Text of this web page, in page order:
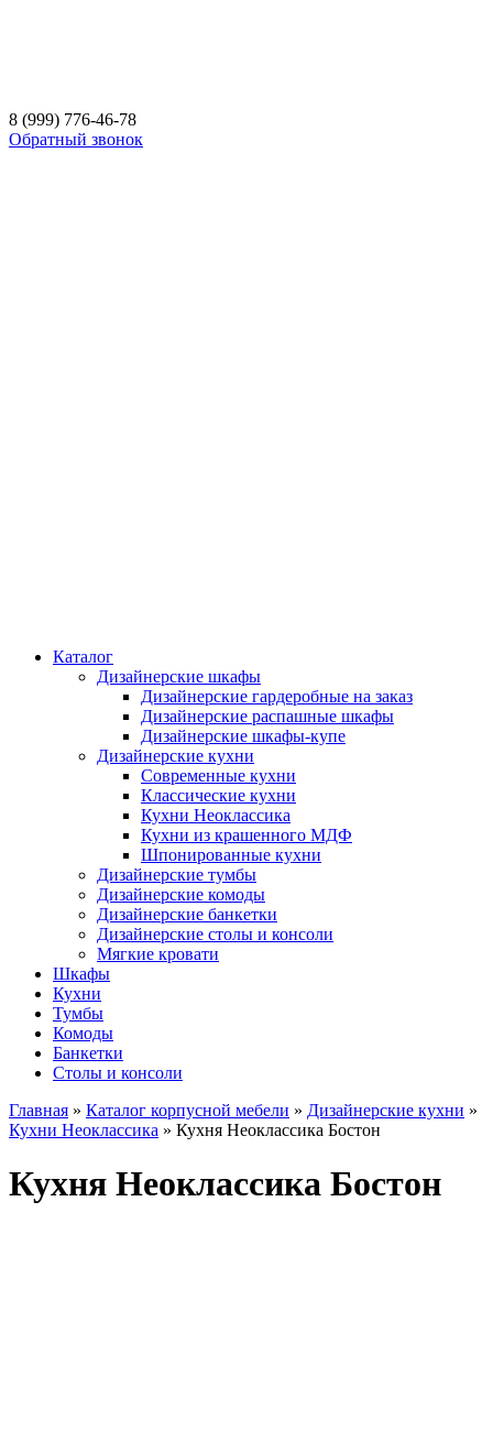
8 (999) 776-46-78
Обратный звонок
Каталог
Дизайнерские шкафы
Дизайнерские гардеробные на заказ
Дизайнерские распашные шкафы
Дизайнерские шкафы-купе
Дизайнерские кухни
Современные кухни
Классические кухни
Кухни Неоклассика
Кухни из крашенного МДФ
Шпонированные кухни
Дизайнерские тумбы
Дизайнерские комоды
Дизайнерские банкетки
Дизайнерские столы и консоли
Мягкие кровати
Шкафы
Кухни
Тумбы
Комоды
Банкетки
Столы и консоли
Главная » Каталог корпусной мебели » Дизайнерские кухни »
Кухни Неоклассика » Кухня Неоклассика Бостон
Кухня Неоклассика Бостон